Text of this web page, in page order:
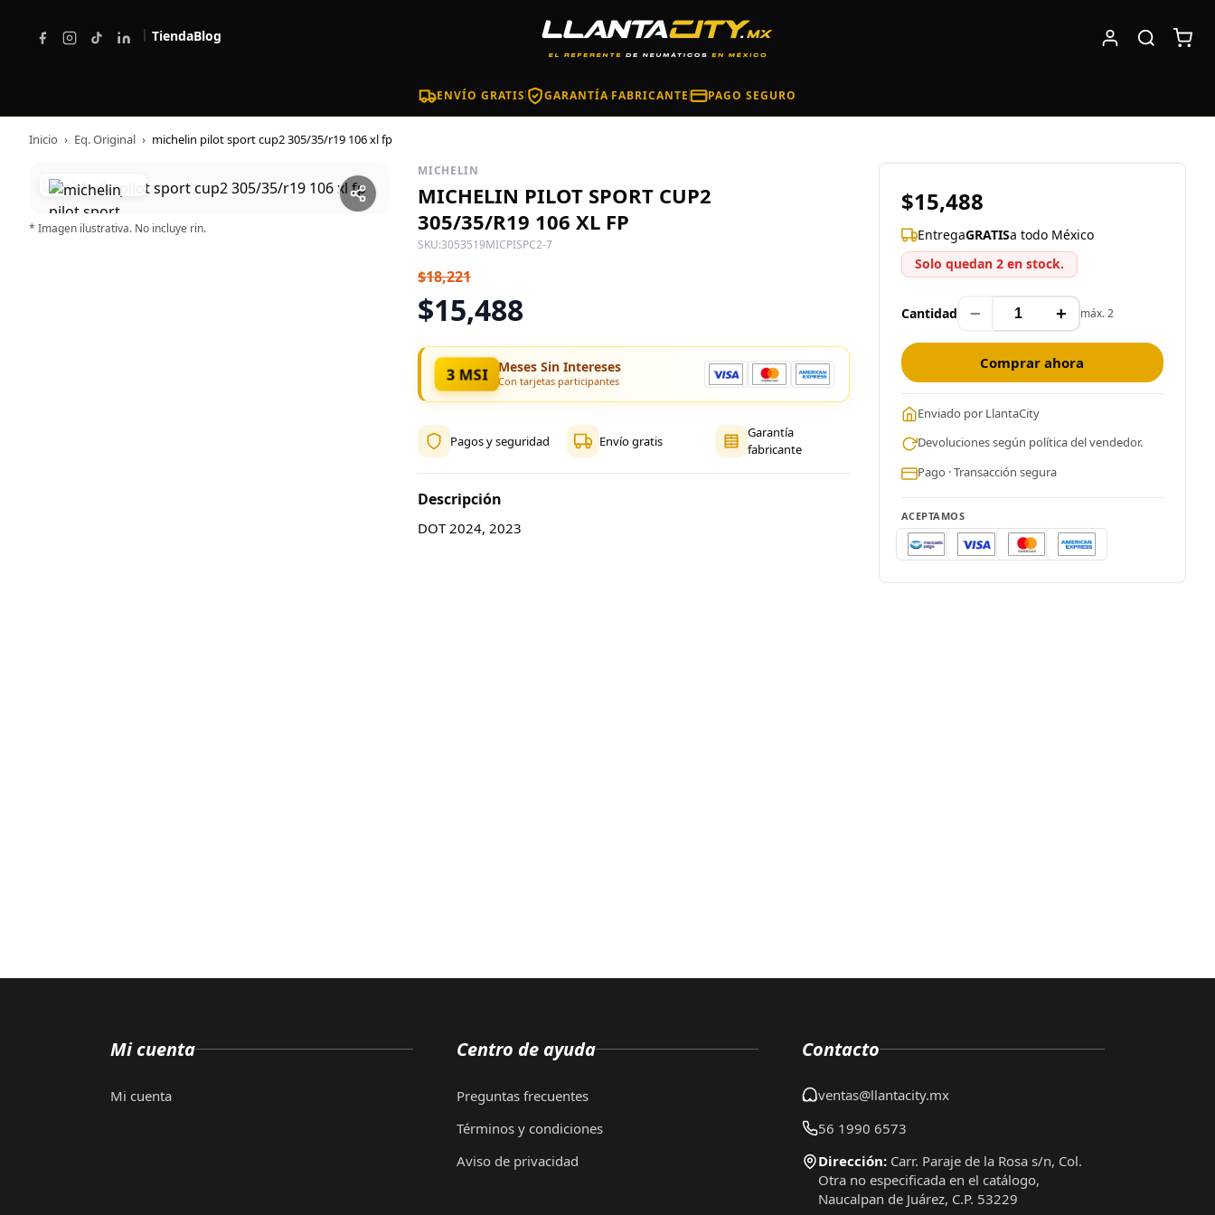
| TiendaBlog
ENVÍO GRATIS GARANTÍA FABRICANTE PAGO SEGURO
Inicio › Eq. Original › michelin pilot sport cup2 305/35/r19 106 xl fp
* Imagen ilustrativa. No incluye rin.
MICHELIN
MICHELIN PILOT SPORT CUP2
305/35/R19 106 XL FP
SKU:3053519MICPISPC2-7
$18,221
$15,488
3 MSI Meses Sin Intereses
Con tarjetas participantes
Pagos y seguridad Envío gratis
Garantía
fabricante
Descripción
DOT 2024, 2023
$15,488
EntregaGRATISa todo México
Solo quedan 2 en stock.
Cantidad − + máx. 2
Comprar ahora
Enviado por LlantaCity
Devoluciones según política del vendedor.
Pago · Transacción segura
ACEPTAMOS
Mi cuenta
Mi cuenta
Centro de ayuda
Preguntas frecuentes
Términos y condiciones
Aviso de privacidad
Contacto
ventas@llantacity.mx
56 1990 6573
Dirección: Carr. Paraje de la Rosa s/n, Col.
Otra no especificada en el catálogo,
Naucalpan de Juárez, C.P. 53229